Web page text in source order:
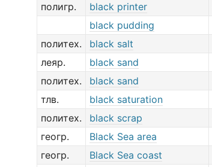
полигр.
black printer
black pudding
политех.
black salt
леяр.
black sand
политех.
black sand
тлв.
black saturation
политех.
black scrap
геогр.
Black Sea area
геогр.
Black Sea coast